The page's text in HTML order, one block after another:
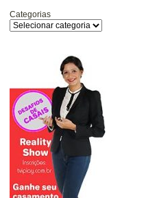
Categorias